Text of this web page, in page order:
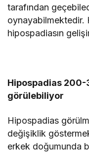
tarafından
oynayabilmektedir.
hipospadiasın
Hipospadias
görülebiliyor
Hipospadias
değişiklik
erkek doğumunda